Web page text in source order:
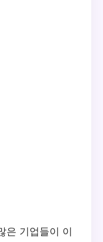
은 기업들이 이